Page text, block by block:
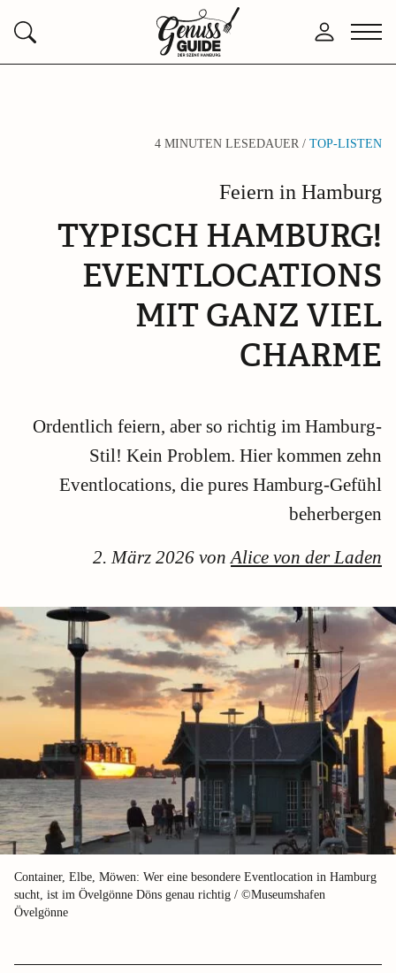
Suchen
Zurück
zur
Anmelden
Menü
4 MINUTEN LESEDAUER / TOP-LISTEN
Feiern in Hamburg
TYPISCH HAMBURG!
EVENTLOCATIONS
MIT GANZ VIEL
CHARME
Ordentlich feiern, aber so richtig im Hamburg-
Stil! Kein Problem. Hier kommen zehn
Eventlocations, die pures Hamburg-Gefühl
beherbergen
2. März 2026 von Alice von der Laden
Container, Elbe, Möwen: Wer eine besondere Eventlocation in Hamburg
sucht, ist im Övelgönne Döns genau richtig / ©Museumshafen
Övelgönne